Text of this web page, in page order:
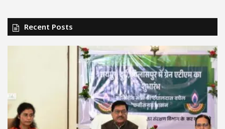
Recent Posts